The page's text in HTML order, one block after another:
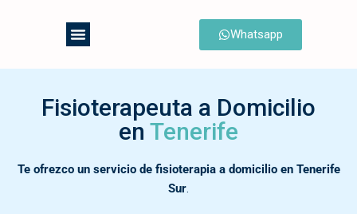
Whatsapp
Fisioterapeuta a Domicilio
en Tenerife
Te ofrezco un servicio de fisioterapia a domicilio en Tenerife
Sur.